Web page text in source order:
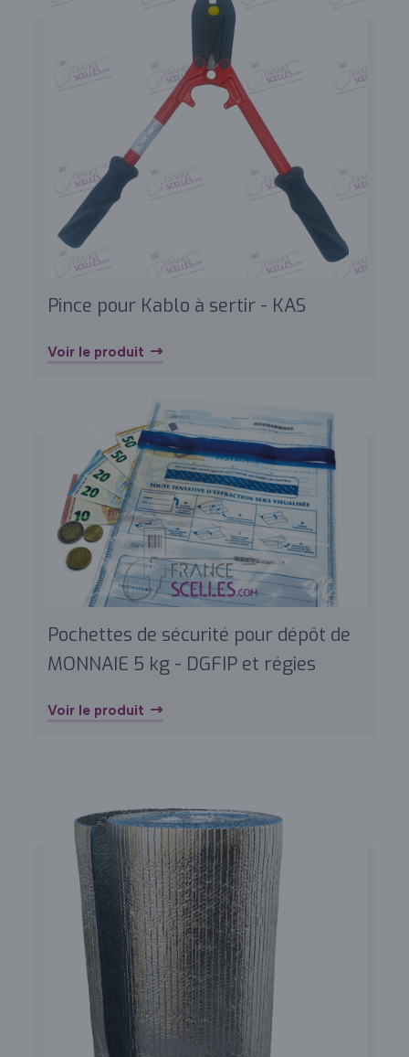
Pince pour Kablo à sertir - KAS
Voir le produit
Pochettes de sécurité pour dépôt de
MONNAIE 5 kg - DGFIP et régies
Voir le produit